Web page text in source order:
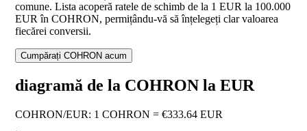
comune. Lista acoperă ratele de schimb de la 1 EUR la 100.000
EUR în COHRON, permițându-vă să înțelegeți clar valoarea
fiecărei conversii.
Cumpărați COHRON acum
diagramă de la COHRON la EUR
COHRON/EUR: 1 COHRON = €333.64 EUR